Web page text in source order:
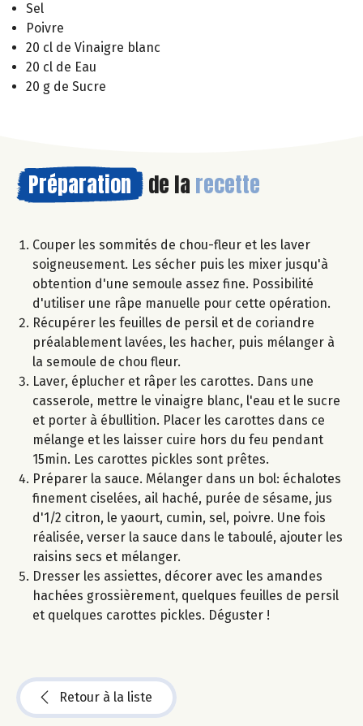
Sel
Poivre
20 cl de Vinaigre blanc
20 cl de Eau
20 g de Sucre
Préparation de la recette
Couper les sommités de chou-fleur et les laver
soigneusement. Les sécher puis les mixer jusqu'à
obtention d'une semoule assez fine. Possibilité
d'utiliser une râpe manuelle pour cette opération.
Récupérer les feuilles de persil et de coriandre
préalablement lavées, les hacher, puis mélanger à
la semoule de chou fleur.
Laver, éplucher et râper les carottes. Dans une
casserole, mettre le vinaigre blanc, l'eau et le sucre
et porter à ébullition. Placer les carottes dans ce
mélange et les laisser cuire hors du feu pendant
15min. Les carottes pickles sont prêtes.
Préparer la sauce. Mélanger dans un bol: échalotes
finement ciselées, ail haché, purée de sésame, jus
d'1/2 citron, le yaourt, cumin, sel, poivre. Une fois
réalisée, verser la sauce dans le taboulé, ajouter les
raisins secs et mélanger.
Dresser les assiettes, décorer avec les amandes
hachées grossièrement, quelques feuilles de persil
et quelques carottes pickles. Déguster !
Retour à la liste